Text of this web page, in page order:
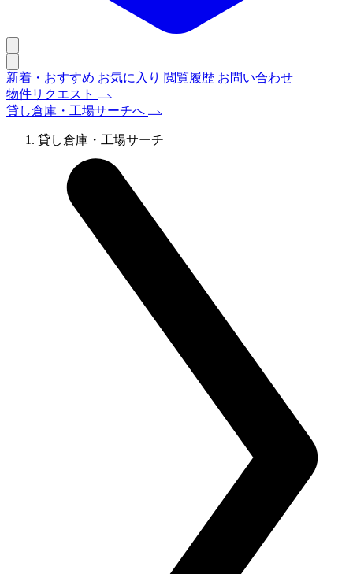
新着・おすすめ お気に入り 閲覧履歴 お問い合わせ
物件リクエスト
貸し倉庫・工場サーチへ
貸し倉庫・工場サーチ